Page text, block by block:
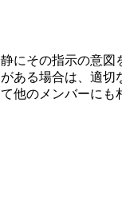
にその指示の意図
ある場合は、適切
他のメンバーにも